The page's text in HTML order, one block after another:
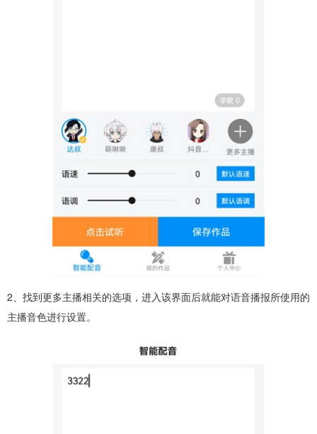
2、找到更多主播相关的选项，进入该界面后就能对语音播报所使用的
主播音色进行设置。